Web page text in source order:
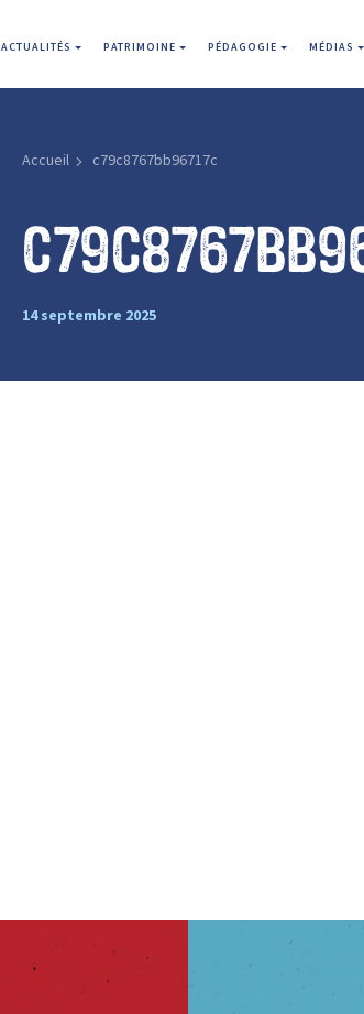
ACTUALITÉS PATRIMOINE PÉDAGOGIE MÉDIAS
Accueil c79c8767bb96717c
14 septembre 2025